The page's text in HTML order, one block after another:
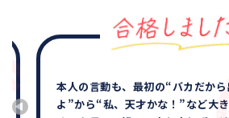
本人の言動も、最初の“バカだか
よ”から“私、天才かな！”など大